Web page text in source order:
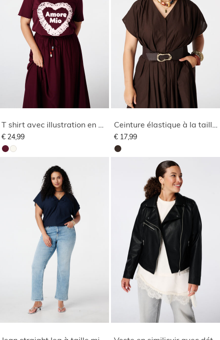
T shirt avec illustration en dentelle
€ 24,99
Ceinture élastique à la taille avec boucle organique
€ 17,99